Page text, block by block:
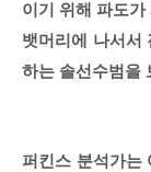
이기 위해 파도가
뱃머리에 나서서
하는 솔선수범을
퍼킨스 분석가는